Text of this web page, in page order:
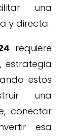
una
y directa.
requiere
estrategia
estos
una
conectar
esa